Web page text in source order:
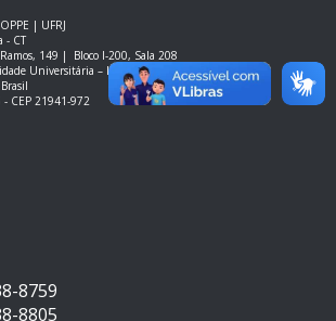
| UFRJ
- CT
149 |
Bloco I-200, Sala 208
Universitária – Ilha do Fundão – RJ
- CEP 21941-972
8759
8805